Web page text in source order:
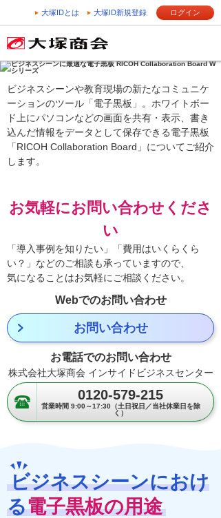
大塚IDとは 大塚ID新規登録 ログイン
ビジネスシーンや教育現場の新たなコミュニケ
ーションのツール「電子黒板」。ホワイトボー
ド上にパソコンなどの画面を共有・表示、書き
込んだ情報をデータとして保存できる電子黒板
「RICOH Collaboration Board」についてご紹介
します。
お気軽にお問い合わせくださ
い
「導入事例を知りたい」「費用はいくらくら
い？」などのご相談も承っていますので、
気になることはお気軽にご相談ください。
Webでのお問い合わせ
お問い合わせ
お電話でのお問い合わせ
株式会社大塚商会 インサイドビジネスセンター
0120-579-215
営業時間 9:00～17:30（土日祝日／当社休業日を除
く）
ビジネスシーンにおけ
る電子黒板の用途